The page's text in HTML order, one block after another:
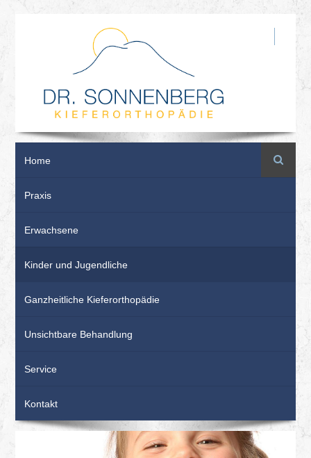
Home
Praxis
Erwachsene
Kinder und Jugendliche
Ganzheitliche Kieferorthopädie
Unsichtbare Behandlung
Service
Kontakt
Suche